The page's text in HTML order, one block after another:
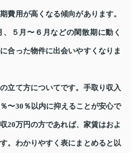
費用が高くなる傾向があります。
５月〜６月などの閑散期に動く
合った物件に出会いやすくなりま
立て方についてです。手取り収入
〜30％以内に抑えることが安心で
20万円の方であれば、家賃はおよ
。わかりやすく表にまとめると以